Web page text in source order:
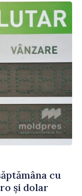
cu
și dolar